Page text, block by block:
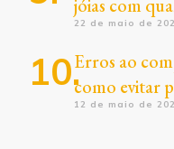
jóias com
22 de maio de
Erros ao
como evitar
12 de maio de